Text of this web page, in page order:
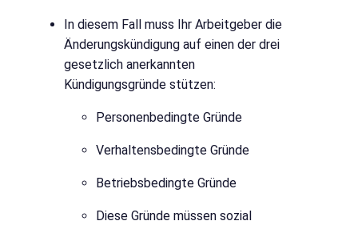
In diesem Fall muss Ihr Arbeitgeber die
Änderungskündigung auf einen der drei
gesetzlich anerkannten
Kündigungsgründe stützen:
Personenbedingte Gründe
Verhaltensbedingte Gründe
Betriebsbedingte Gründe
Diese Gründe müssen sozial